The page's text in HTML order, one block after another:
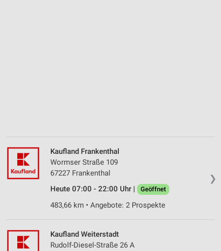
❯
Kaufland Frankenthal
Wormser Straße 109
67227 Frankenthal
Heute 07:00 - 22:00 Uhr |
Geöffnet
483,66 km • Angebote: 2 Prospekte
Kaufland Weiterstadt
Rudolf-Diesel-Straße 26 A